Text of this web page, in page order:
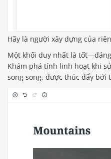
Hãy là người xây dựng của
Một khối duy nhất là
Khám phá tính linh hoạt khi
song song, được thúc đẩy bởi